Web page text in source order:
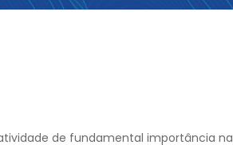
de fundamental importância